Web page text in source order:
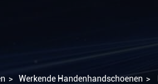
> Werkende Handenhandschoenen >